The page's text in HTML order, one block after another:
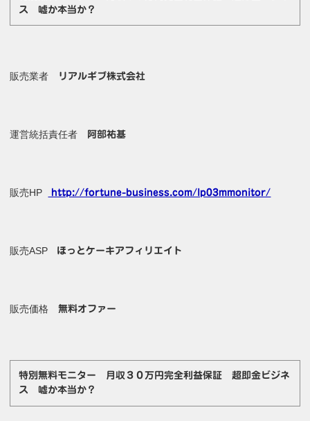
ス 嘘か本当か？
販売業者 リアルギブ株式会社
運営統括責任者 阿部祐基
販売HP http://fortune-business.com/lp03mmonitor/
販売ASP ほっとケーキアフィリエイト
販売価格無料オファー
特別無料モニター 月収３０万円完全利益保証 超即金ビジネ
ス 嘘か本当か？